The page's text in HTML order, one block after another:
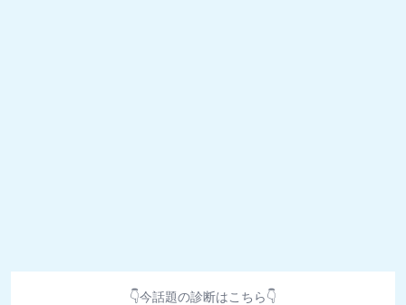
👇今話題の診断はこちら👇